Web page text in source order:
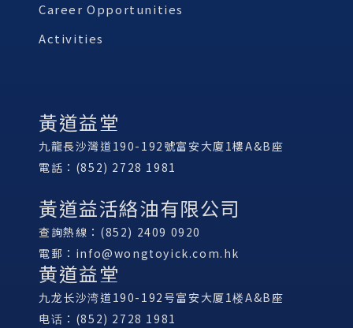
Career Opportunities
Activities
黃道益堂
九龍長沙灣道190-192號富安大廈1樓A&B座
電話：(852) 2728 1981
黃道益活絡油有限公司
查詢熱線：(852) 2409 0920
電郵： info@wongtoyick.com.hk
黄道益堂
九龙长沙湾道190-192号富安大厦1楼A&B座
电话：(852) 2728 1981